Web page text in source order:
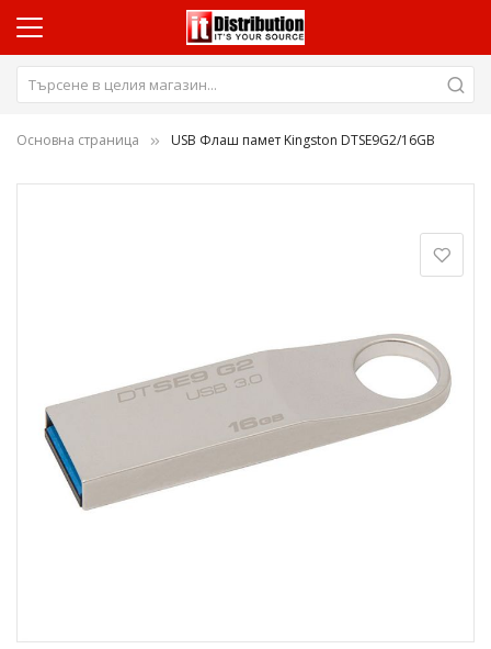
Основна страница USB Флаш памет Kingston DTSE9G2/16GB